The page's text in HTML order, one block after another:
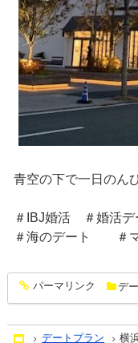
青空の下で一日のん
＃IBJ婚活 ＃婚活
＃海のデート ＃
entry1481
パーマリンク デ
Home
デートプラン 横